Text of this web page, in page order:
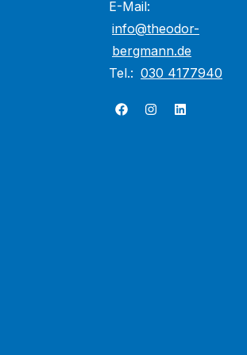
E-Mail:
info@theodor-
bergmann.de
Tel.: 030 4177940